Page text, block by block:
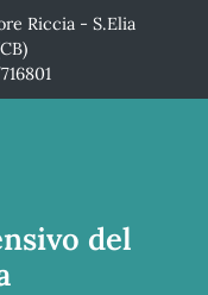
Riccia - S.Elia
del